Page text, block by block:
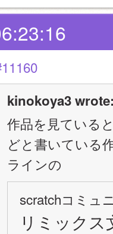
kinokoya3
作品を見ている
どと書いている
ラインの
scratchコミュ
リミック